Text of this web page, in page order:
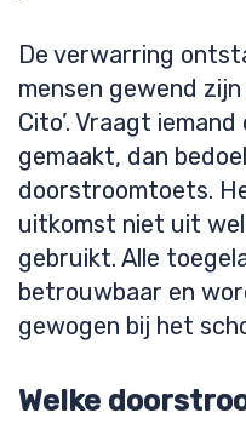
De verwarring
mensen gewend
Cito’. Vraagt
gemaakt, dan
doorstroomtoets.
uitkomst niet uit
gebruikt. Alle
betrouwbaar en
gewogen bij het
Welke